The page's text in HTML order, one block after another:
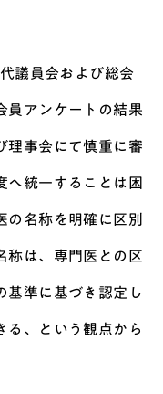
議員会および総会
員アンケートの結果
理事会にて慎重に審
へ統一することは困
の名称を明確に区別
称は、専門医との区
基準に基づき認定し
る、という観点から